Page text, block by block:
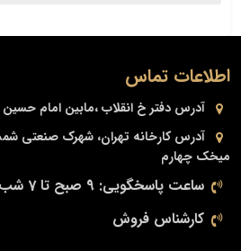
اطلاعات تماس
آدرس دفتر خ انقلاب ،مابین امام حسین
آدرس کارخانه تهران، شهرک صنعتی
میخک چهارم
ساعت پاسخگویی: 9 صبح تا 7 شب
کارشناس فروش